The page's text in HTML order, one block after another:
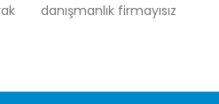
danışmanlık firmayısız